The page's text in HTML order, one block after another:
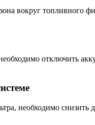
вокруг топливного
отключить
необходимо снизить